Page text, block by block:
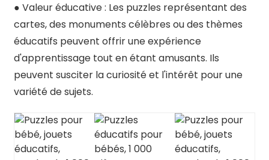
● Valeur éducative : Les puzzles représentant des
cartes, des monuments célèbres ou des thèmes
éducatifs peuvent offrir une expérience
d'apprentissage tout en étant amusants. Ils
peuvent susciter la curiosité et l'intérêt pour une
variété de sujets.